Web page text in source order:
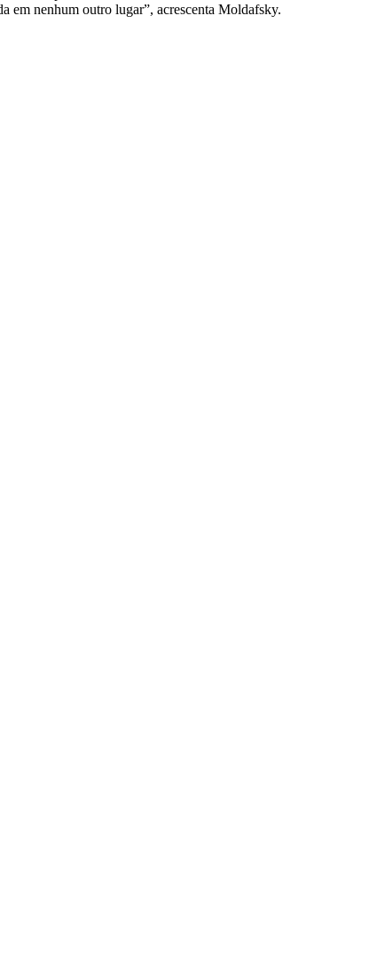
em nenhum outro lugar”, acrescenta Moldafsky.